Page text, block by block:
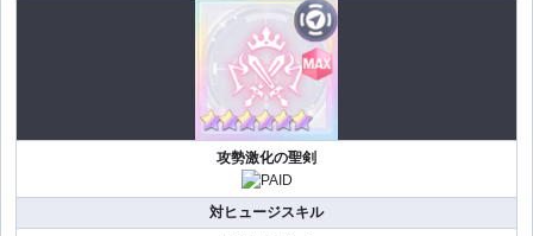
攻勢激化の聖剣
対ヒュージスキル